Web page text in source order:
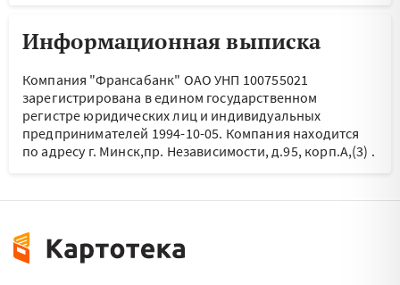
Информационная выписка
Компания "Франсабанк" ОАО УНП 100755021
зарегистрирована в едином государственном
регистре юридических лиц и индивидуальных
предпринимателей 1994-10-05. Компания находится
по адресу г. Минск,пр. Независимости, д.95, корп.А,(3) .